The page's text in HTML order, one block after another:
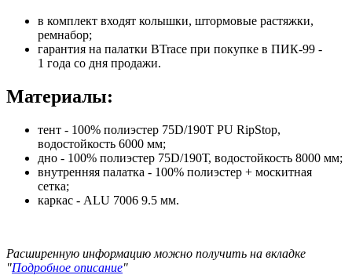
в комплект входят колышки, штормовые растяжки,
ремнабор;
гарантия на палатки BTrace при покупке в ПИК-99 -
1 года со дня продажи.
Материалы:
тент - 100% полиэстер 75D/190T PU RipStop,
водостойкость 6000 мм;
дно - 100% полиэстер 75D/190Т, водостойкость 8000 мм;
внутренняя палатка - 100% полиэстер + москитная
сетка;
каркас - ALU 7006 9.5 мм.
Расширенную информацию можно получить на вкладке
"Подробное описание"